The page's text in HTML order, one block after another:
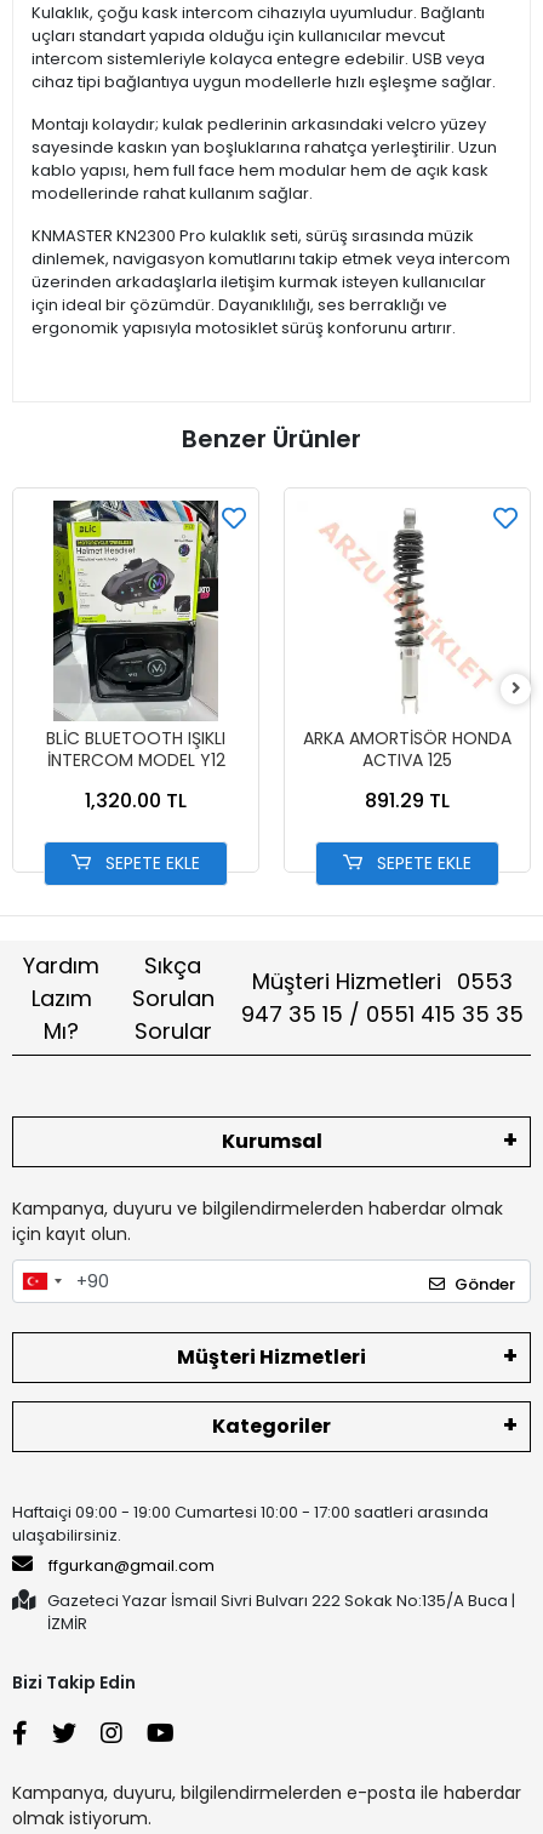
Kulaklık, çoğu kask intercom cihazıyla uyumludur. Bağlantı
uçları standart yapıda olduğu için kullanıcılar mevcut
intercom sistemleriyle kolayca entegre edebilir. USB veya
cihaz tipi bağlantıya uygun modellerle hızlı eşleşme sağlar.
Montajı kolaydır; kulak pedlerinin arkasındaki velcro yüzey
sayesinde kaskın yan boşluklarına rahatça yerleştirilir. Uzun
kablo yapısı, hem full face hem modular hem de açık kask
modellerinde rahat kullanım sağlar.
KNMASTER KN2300 Pro kulaklık seti, sürüş sırasında müzik
dinlemek, navigasyon komutlarını takip etmek veya intercom
üzerinden arkadaşlarla iletişim kurmak isteyen kullanıcılar
için ideal bir çözümdür. Dayanıklılığı, ses berraklığı ve
ergonomik yapısıyla motosiklet sürüş konforunu artırır.
Benzer Ürünler
BLİC BLUETOOTH IŞIKLI
İNTERCOM MODEL Y12
1,320.00 TL
SEPETE EKLE
ARKA AMORTİSÖR HONDA
ACTIVA 125
891.29 TL
SEPETE EKLE
Yardım
Lazım
Mı?
Sıkça
Sorulan
Sorular
Müşteri Hizmetleri 0553
947 35 15 / 0551 415 35 35
Kurumsal
Kampanya, duyuru ve bilgilendirmelerden haberdar olmak
için kayıt olun.
Gönder
Müşteri Hizmetleri
Kategoriler
Haftaiçi 09:00 - 19:00 Cumartesi 10:00 - 17:00 saatleri arasında
ulaşabilirsiniz.
ffgurkan@gmail.com
Gazeteci Yazar İsmail Sivri Bulvarı 222 Sokak No:135/A Buca |
İZMİR
Bizi Takip Edin
Kampanya, duyuru, bilgilendirmelerden e-posta ile haberdar
olmak istiyorum.